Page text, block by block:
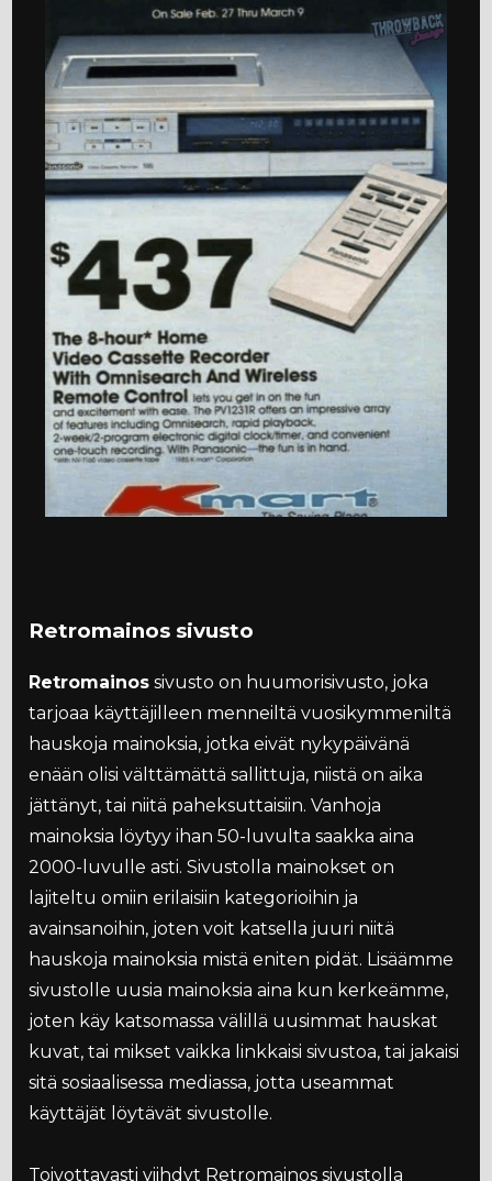
Retromainos sivusto
Retromainos sivusto on huumorisivusto, joka
tarjoaa käyttäjilleen menneiltä vuosikymmeniltä
hauskoja mainoksia, jotka eivät nykypäivänä
enään olisi välttämättä sallittuja, niistä on aika
jättänyt, tai niitä paheksuttaisiin. Vanhoja
mainoksia löytyy ihan 50-luvulta saakka aina
2000-luvulle asti. Sivustolla mainokset on
lajiteltu omiin erilaisiin kategorioihin ja
avainsanoihin, joten voit katsella juuri niitä
hauskoja mainoksia mistä eniten pidät. Lisäämme
sivustolle uusia mainoksia aina kun kerkeämme,
joten käy katsomassa välillä uusimmat hauskat
kuvat, tai mikset vaikka linkkaisi sivustoa, tai jakaisi
sitä sosiaalisessa mediassa, jotta useammat
käyttäjät löytävät sivustolle.
Toivottavasti viihdyt Retromainos sivustolla